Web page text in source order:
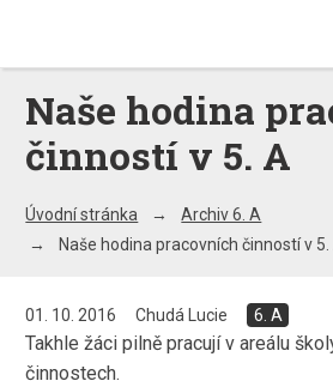
Naše hodina
činností v 5. A
Úvodní stránka
Archiv 6. A
Naše hodina pracovních činností v 5.
01. 10. 2016 Chudá Lucie 6. A
Takhle žáci pilně pracují v areálu
činnostech.